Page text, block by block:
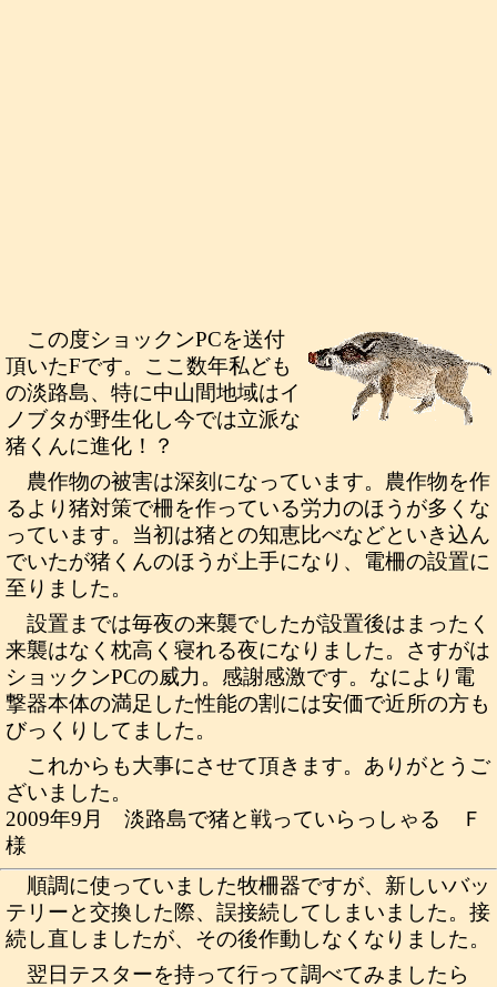
この度ショックンPCを送付
頂いたFです。ここ数年私ども
の淡路島、特に中山間地域はイ
ノブタが野生化し今では立派な
猪くんに進化！？
農作物の被害は深刻になっています。農作物を作
るより猪対策で柵を作っている労力のほうが多くな
っています。当初は猪との知恵比べなどといき込ん
でいたが猪くんのほうが上手になり、電柵の設置に
至りました。
設置までは毎夜の来襲でしたが設置後はまったく
来襲はなく枕高く寝れる夜になりました。さすがは
ショックンPCの威力。感謝感激です。なにより電
撃器本体の満足した性能の割には安価で近所の方も
びっくりしてました。
これからも大事にさせて頂きます。ありがとうご
ざいました。
2009年9月 淡路島で猪と戦っていらっしゃる Ｆ
様
順調に使っていました牧柵器ですが、新しいバッ
テリーと交換した際、誤接続してしまいました。接
続し直しましたが、その後作動しなくなりました。
翌日テスターを持って行って調べてみましたら